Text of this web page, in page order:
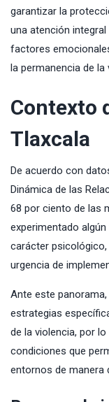
garantizar la
una atención
factores
la permanencia de la
Contexto
Tlaxcala
De acuerdo con
Dinámica de las
68 por ciento de las
experimentado
carácter
urgencia de
Ante este
estrategias
de la violencia, por
condiciones que
entornos de manera